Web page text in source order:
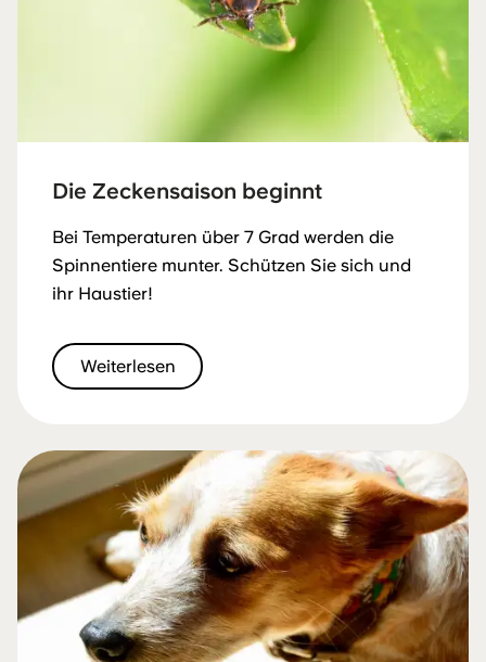
Die Zeckensaison beginnt
Bei Temperaturen über 7 Grad werden die
Spinnentiere munter. Schützen Sie sich und
ihr Haustier!
Weiterlesen